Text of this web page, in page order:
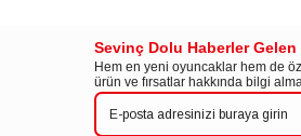
Sevinç Dolu Haberler
Hem en yeni oyuncaklar hem de
ürün ve fırsatlar hakkında bilgi